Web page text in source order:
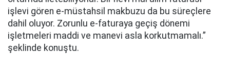
işlevi gören e-müstahsil makbuzu da bu süreçlere
dahil oluyor. Zorunlu e-faturaya geçiş dönemi
işletmeleri maddi ve manevi asla korkutmamalı.”
şeklinde konuştu.